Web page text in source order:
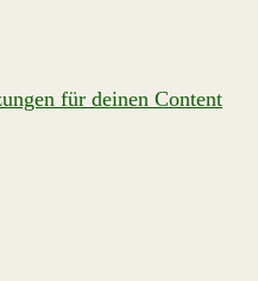
für deinen Content